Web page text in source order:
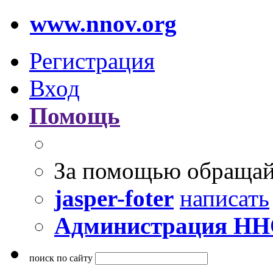
www.nnov.org
Регистрация
Вход
Помощь
За помощью
jasper-foter написать
Администрация
поиск по сайту